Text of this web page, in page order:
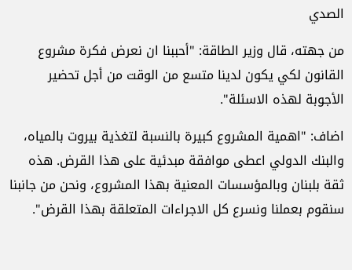
الصدي
من جهته، قال وزير الطاقة: "أحببنا ان نعرض فكرة مشروع
القانون لكي يكون لدينا متسع من الوقت من أجل تحضير
الأجوبة لهذه الاسئلة".
اضاف: "اهمية المشروع كبيرة بالنسبة لتغذية بيروت بالمياه،
والبنك الدولي اعطى موافقة مبدئية على هذا القرض. هذه
ثقة بلبنان وبالمؤسسات المعنية بهذا المشروع، ونحن من جانبنا
سنقوم بعملنا ونسرع كل الاجراءات المتعلقة بهذا القرض".